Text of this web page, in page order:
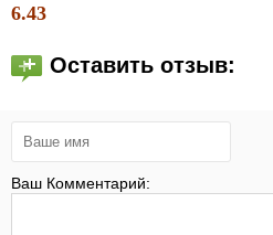
6.43
Оставить отзыв:
Ваш Комментарий: